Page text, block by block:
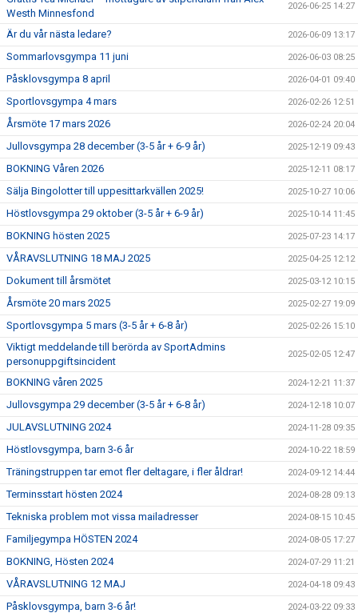
Westh Minnesfond
2026-06-25 14:27
Är du vår nästa ledare? 2026-06-09 13:17
Sommarlovsgympa 11 juni 2026-06-03 08:25
Påsklovsgympa 8 april 2026-04-01 09:40
Sportlovsgympa 4 mars 2026-02-26 12:51
Årsmöte 17 mars 2026 2026-02-24 20:04
Jullovsgympa 28 december (3-5 år + 6-9 år) 2025-12-19 09:43
BOKNING Våren 2026 2025-12-11 08:17
Sälja Bingolotter till uppesittarkvällen 2025! 2025-10-27 10:06
Höstlovsgympa 29 oktober (3-5 år + 6-9 år) 2025-10-14 11:45
BOKNING hösten 2025 2025-07-23 14:17
VÅRAVSLUTNING 18 MAJ 2025 2025-04-25 12:12
Dokument till årsmötet 2025-03-12 10:15
Årsmöte 20 mars 2025 2025-02-27 19:09
Sportlovsgympa 5 mars (3-5 år + 6-8 år) 2025-02-26 15:10
Viktigt meddelande till berörda av SportAdmins
personuppgiftsincident
2025-02-05 12:47
BOKNING våren 2025 2024-12-21 11:37
Jullovsgympa 29 december (3-5 år + 6-8 år) 2024-12-18 10:07
JULAVSLUTNING 2024 2024-11-28 09:35
Höstlovsgympa, barn 3-6 år 2024-10-22 18:59
Träningstruppen tar emot fler deltagare, i fler åldrar! 2024-09-12 14:44
Terminsstart hösten 2024 2024-08-28 09:13
Tekniska problem mot vissa mailadresser 2024-08-15 10:45
Familjegympa HÖSTEN 2024 2024-08-05 17:27
BOKNING, Hösten 2024 2024-07-29 11:21
VÅRAVSLUTNING 12 MAJ 2024-04-18 09:43
Påsklovsgympa, barn 3-6 år! 2024-03-22 09:33